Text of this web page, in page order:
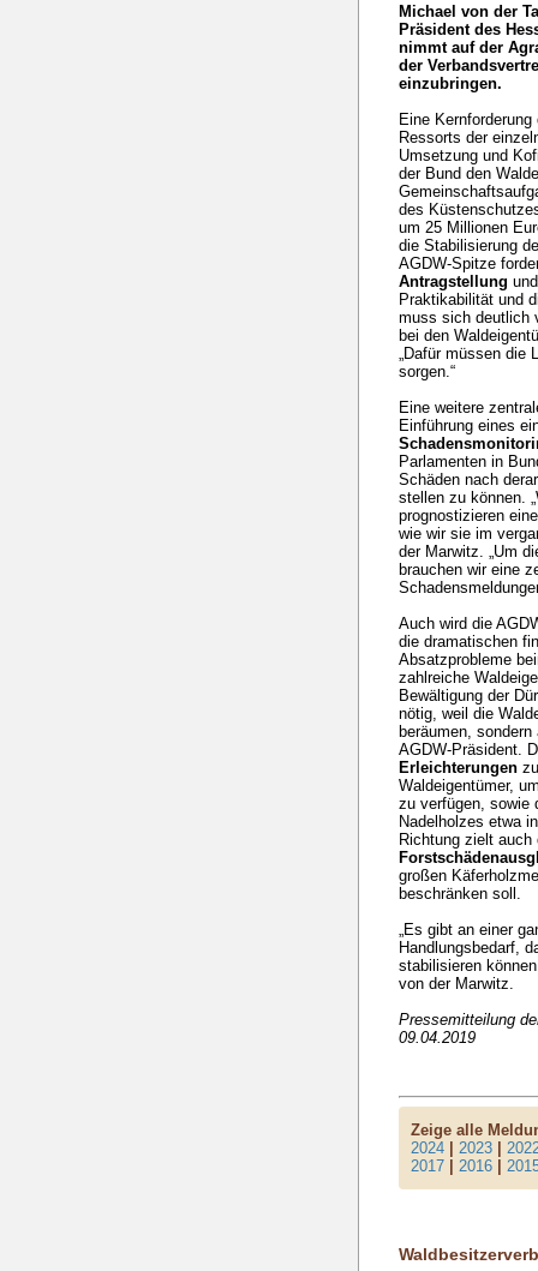
Michael von der
Präsident des
nimmt auf der
der
einzubringen.
Eine
Ressorts der
Umsetzung und
der Bund den
des
um 25 Millionen
die Stabilisierung
AGDW-Spitze
Antragstellung
Praktikabilität und
muss sich deutlich
bei den
„Dafür müssen
sorgen.“
Eine weitere
Einführung eines
Parlamenten in
Schäden nach
stellen zu können.
prognostizieren
wie wir sie im
der Marwitz. „Um
brauchen wir eine
Auch wird die
die dramatischen
Absatzprobleme
zahlreiche
Bewältigung der
nötig, weil die
beräumen,
AGDW-Präsident.
Erleichterungen
Waldeigentümer,
zu verfügen, sowie
Nadelholzes etwa
Richtung zielt
großen
beschränken soll.
„Es gibt an einer
Handlungsbedarf,
stabilisieren
von der Marwitz.
Pressemitteilung
09.04.2019
Zeige alle
2024 |2023 |
2017 |2016 |